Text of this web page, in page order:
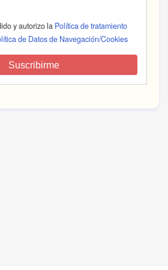
y autorizo la Política de tratamiento
de Datos de Navegación/Cookies
Suscribirme